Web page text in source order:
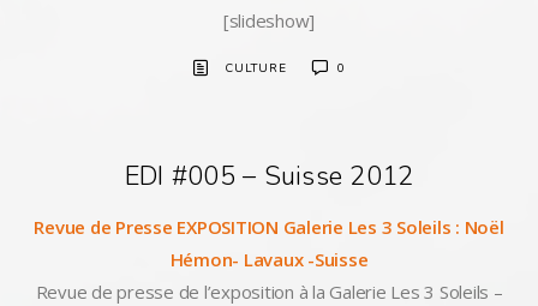
[slideshow]
CULTURE 0
EDI #005 – Suisse 2012
Revue de Presse EXPOSITION Galerie Les 3 Soleils : Noël
Hémon- Lavaux -Suisse
Revue de presse de l’exposition à la Galerie Les 3 Soleils –